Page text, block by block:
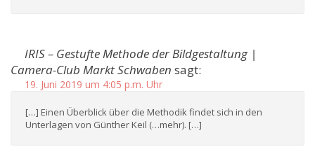
IRIS – Gestufte Methode der Bildgestaltung |
Camera-Club Markt Schwaben sagt:
19. Juni 2019 um 4:05 p.m. Uhr
[…] Einen Überblick über die Methodik findet sich in den
Unterlagen von Günther Keil (…mehr). […]